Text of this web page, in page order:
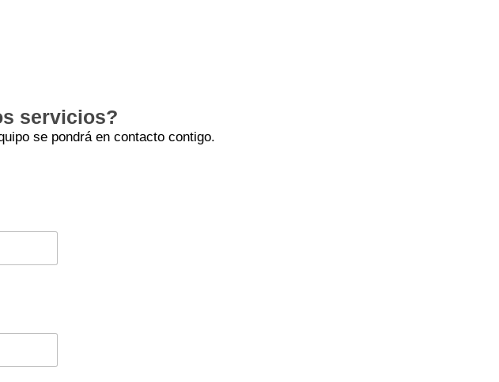
servicios?
se pondrá en contacto contigo.